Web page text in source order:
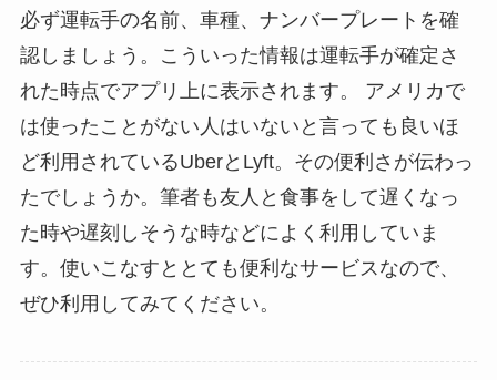
必ず運転手の名前、車種、ナンバープレートを確
認しましょう。こういった情報は運転手が確定さ
れた時点でアプリ上に表示されます。 アメリカで
は使ったことがない人はいないと言っても良いほ
ど利用されているUberとLyft。その便利さが伝わっ
たでしょうか。筆者も友人と食事をして遅くなっ
た時や遅刻しそうな時などによく利用していま
す。使いこなすととても便利なサービスなので、
ぜひ利用してみてください。